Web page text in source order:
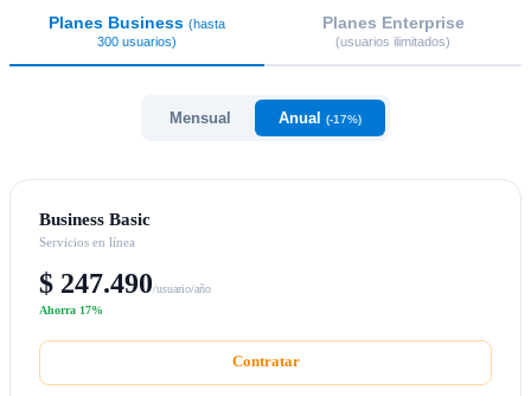
Planes Business(hasta
300 usuarios)
Planes Enterprise
(usuarios ilimitados)
Mensual Anual (-17%)
Business Basic
Servicios en línea
$ 247.490/usuario/año
Ahorra 17%
Contratar